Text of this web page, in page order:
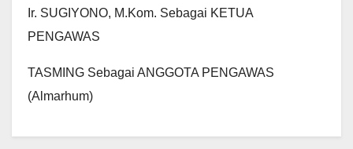
Ir. SUGIYONO, M.Kom. Sebagai KETUA
PENGAWAS
TASMING Sebagai ANGGOTA PENGAWAS
(Almarhum)